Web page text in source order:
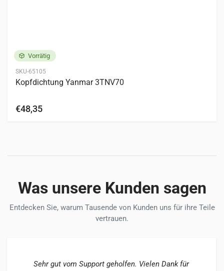
Vorrätig
SKU-65105
Kopfdichtung Yanmar 3TNV70
€48,35
Was unsere Kunden sagen
Entdecken Sie, warum Tausende von Kunden uns für ihre Teile
vertrauen.
Sehr gut vom Support geholfen. Vielen Dank für